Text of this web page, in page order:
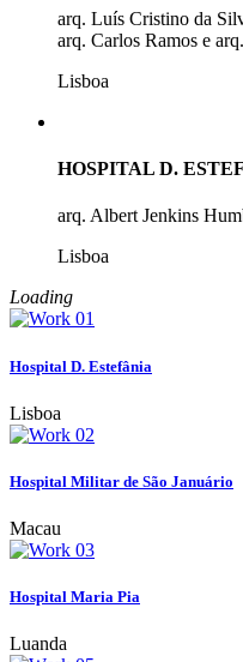
arq. Luís Cristino da
arq. Carlos Ramos e
Lisboa
HOSPITAL D.
arq. Albert Jenkins
Lisboa
Loading
Hospital D. Estefânia
Lisboa
Hospital Militar de São Januário
Macau
Hospital Maria Pia
Luanda